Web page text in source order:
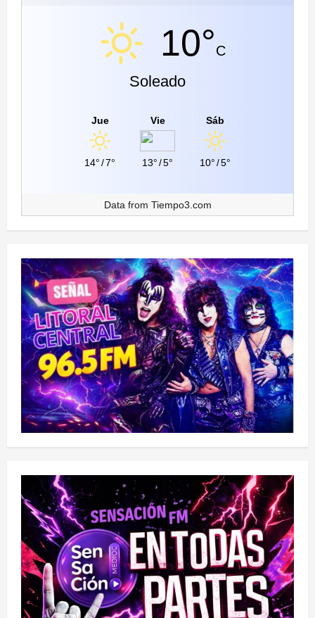
10°C
Soleado
Jue
14°/7°
Vie
13°/5°
Sáb
10°/5°
Data from Tiempo3.com